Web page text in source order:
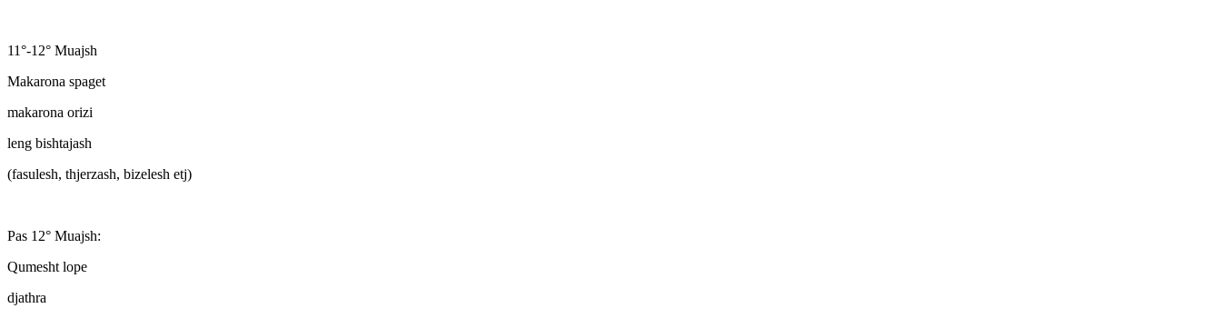
11°-12° Muajsh
Makarona spaget
makarona orizi
leng bishtajash
(fasulesh, thjerzash, bizelesh etj)
Pas 12° Muajsh:
Qumesht lope
djathra